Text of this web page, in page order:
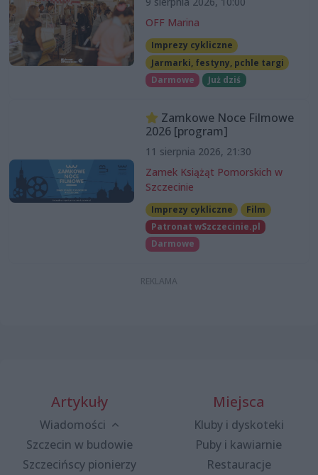
OFF Marina
Imprezy cykliczne
Jarmarki, festyny, pchle targi
Darmowe
Już dziś
Zamkowe Noce Filmowe
2026 [program]
11 sierpnia 2026, 21:30
Zamek Książąt Pomorskich w
Szczecinie
Imprezy cykliczne
Film
Patronat wSzczecinie.pl
Darmowe
Artykuły
Wiadomości
Szczecin w budowie
Szczecińscy pionierzy
Miejsca
Kluby i dyskoteki
Puby i kawiarnie
Restauracje